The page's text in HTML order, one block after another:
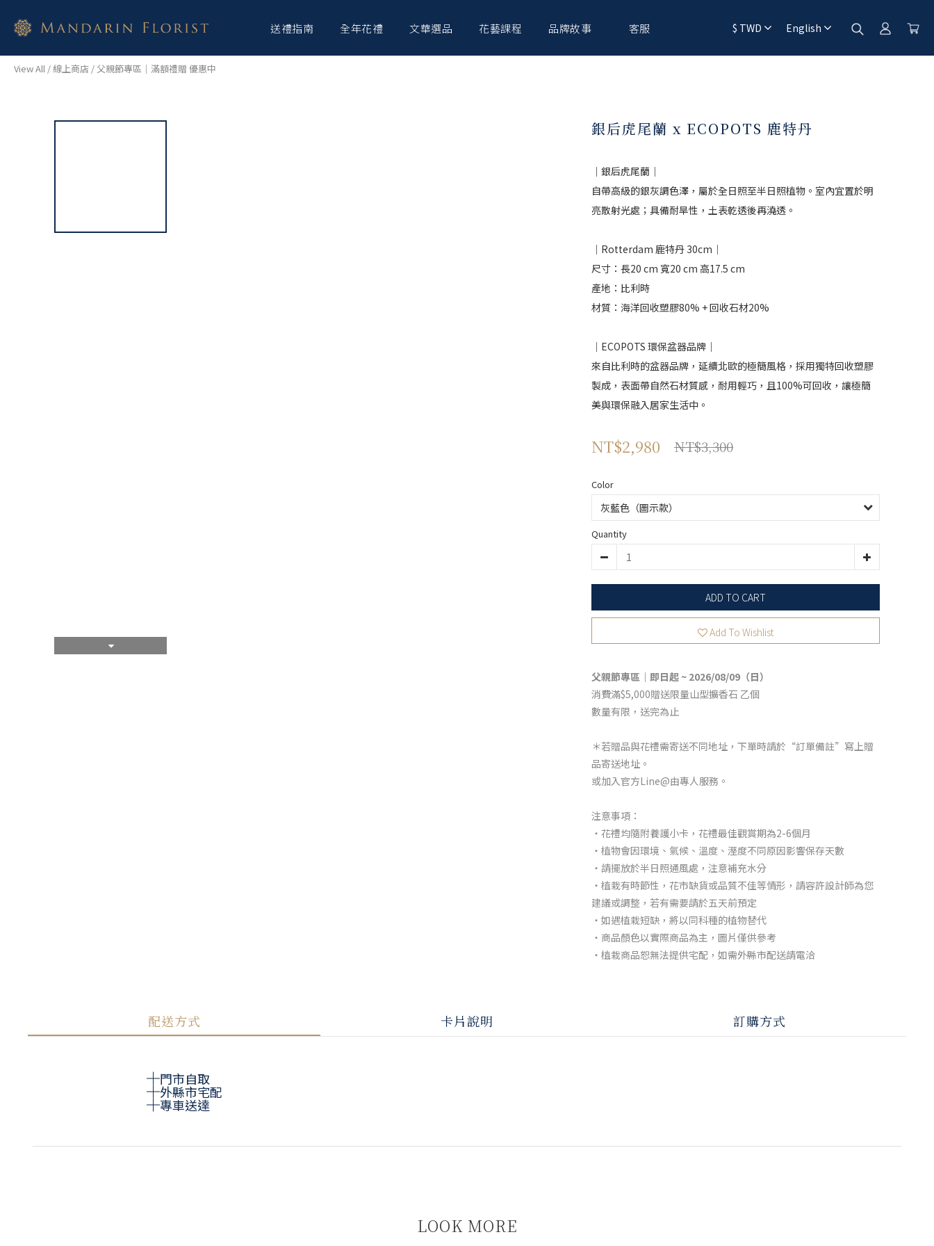
送禮指南 全年花禮 文華選品 花藝課程 品牌故事 客服 $ TWD English
View All / 線上商店 / 父親節專區｜滿額禮贈 優惠中
銀后虎尾蘭 x ECOPOTS 鹿特丹
｜銀后虎尾蘭｜
自帶高級的銀灰調色澤，屬於全日照至半日照植物。室內宜置於明
亮散射光處；具備耐旱性，土表乾透後再澆透。
｜Rotterdam 鹿特丹 30cm｜
尺寸：長20 cm 寬20 cm 高17.5 cm
產地：比利時
材質：海洋回收塑膠80% + 回收石材20%
｜ECOPOTS 環保盆器品牌｜
來自比利時的盆器品牌，延續北歐的極簡風格，採用獨特回收塑膠
製成，表面帶自然石材質感，耐用輕巧，且100%可回收，讓極簡
美與環保融入居家生活中。
NT$2,980 NT$3,300
Color
Quantity
ADD TO CART
Add To Wishlist
父親節專區｜即日起 ~ 2026/08/09（日）
消費滿$5,000贈送限量山型擴香石 乙個
數量有限，送完為止
＊若贈品與花禮需寄送不同地址，下單時請於“訂單備註”寫上贈
品寄送地址。
或加入官方Line@由專人服務。
注意事項：
・花禮均隨附養護小卡，花禮最佳觀賞期為2-6個月
・植物會因環境、氣候、溫度、溼度不同原因影響保存天數
・請擺放於半日照通風處，注意補充水分
・植栽有時節性，花市缺貨或品質不佳等情形，請容許設計師為您
建議或調整，若有需要請於五天前預定
・如遇植栽短缺，將以同科種的植物替代
・商品顏色以實際商品為主，圖片僅供參考
・植栽商品恕無法提供宅配，如需外縣市配送請電洽
配送方式 卡片說明 訂購方式
門市自取
外縣市宅配
專車送達
LOOK MORE